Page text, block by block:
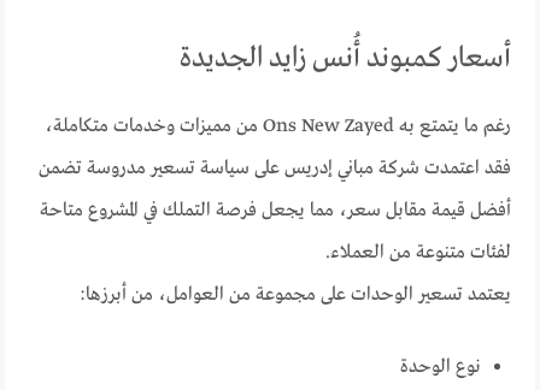
أسعار كمبوند أُنس زايد الجديدة
رغم ما يتمتع به Ons New Zayed من مميزات وخدمات متكاملة،
فقد اعتمدت شركة مباني إدريس على سياسة تسعير مدروسة تضمن
أفضل قيمة مقابل سعر، مما يجعل فرصة التملك في المشروع متاحة
لفئات متنوعة من العملاء.
يعتمد تسعير الوحدات على مجموعة من العوامل، من أبرزها:
نوع الوحدة